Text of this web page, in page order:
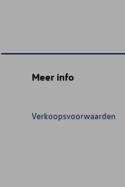
Meer info
Verkoopsvoorwaarden